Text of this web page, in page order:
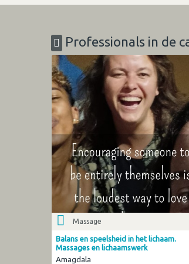
Professionals in de
Massage
Balans en speelsheid in het lichaam.
Massages en lichaamswerk
Amagdala